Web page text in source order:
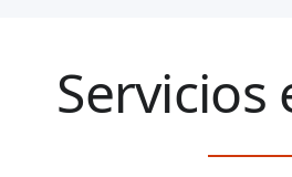
Servicios